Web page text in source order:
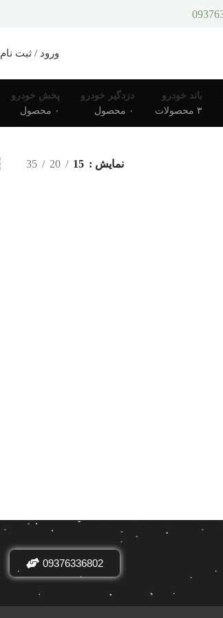
ورود / ثبت نام
باند خودرو
۳ محصولات
دزدگیر خودرو
۰ محصول
پخش خودرو
۰ محصول
نمایش 15
20
35
مرتب سازی بر اساس
محبوبیت
09376336802